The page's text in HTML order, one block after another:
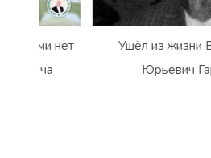
Ушёл из жизни Владимир
Юрьевич Гармаш